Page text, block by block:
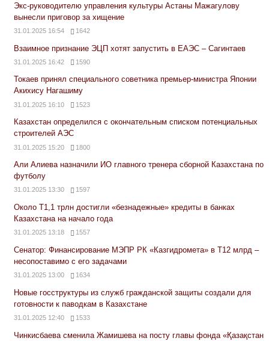
Экс-руководителю управления культуры Астаны Мажагулову
вынесли приговор за хищение
31.01.2025 16:54 1642
Взаимное признание ЭЦП хотят запустить в ЕАЭС – Сагинтаев
31.01.2025 16:42 1590
Токаев принял специального советника премьер-министра Японии
Акихису Нагашиму
31.01.2025 16:10 1523
Казахстан определился с окончательным списком потенциальных
строителей АЭС
31.01.2025 15:20 1800
Али Алиева назначили ИО главного тренера сборной Казахстана по
футболу
31.01.2025 13:30 1597
Около Т1,1 трлн достигли «безнадежные» кредиты в банках
Казахстана на начало года
31.01.2025 13:18 1557
Сенатор: Финансирование МЭПР РК «Казгидромета» в Т12 млрд –
несопоставимо с его задачами
31.01.2025 13:00 1634
Новые госструктуры из служб гражданской защиты создали для
готовности к паводкам в Казахстане
31.01.2025 12:40 1533
Чинкисбаева сменила Жамишева на посту главы фонда «Қазақстан